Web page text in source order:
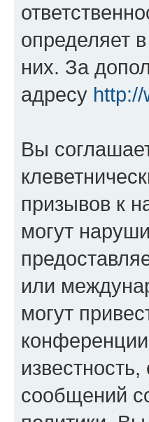
определяет
них. За
адресу
Вы
призывов к
могут
или
могут
сообщений